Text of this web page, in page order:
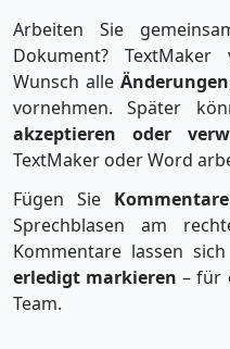
Arbeiten Sie
Dokument?
Wunsch alle Änderungen
vornehmen. Später
akzeptieren oder
TextMaker oder Word
Fügen Sie Kommentare
Sprechblasen am
Kommentare lassen
erledigt markieren – für
Team.